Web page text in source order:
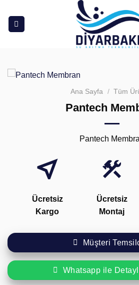
atla
Ana Sayfa / Tüm
Pantech
Pantech
Ücretsiz
Kargo
Ücretsiz
Montaj
Müşteri
Whatsapp ile